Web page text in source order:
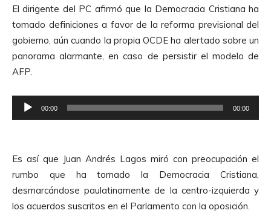
A
u
d
i
o
o
d
u
c
t
o
A
u
d
i
El dirigente del PC afirmó que la Democracia Cristiana ha
tomado definiciones a favor de la reforma previsional del
gobierno, aún cuando la propia OCDE ha alertado sobre un
panorama alarmante, en caso de persistir el modelo de
AFP.
e
o
d
u
c
00:00 00:00
Es así que Juan Andrés Lagos miró con preocupación el
rumbo que ha tomado la Democracia Cristiana,
desmarcándose paulatinamente de la centro-izquierda y
los acuerdos suscritos en el Parlamento con la oposición.